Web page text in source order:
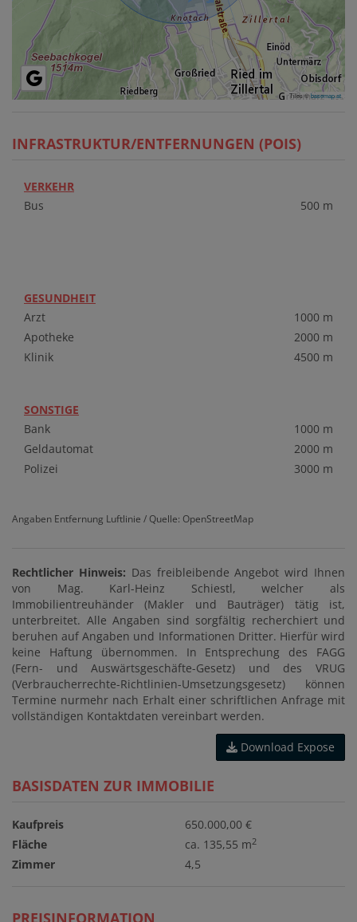
Tiles ©basemap.at
INFRASTRUKTUR/ENTFERNUNGEN (POIS)
VERKEHR
Bus
500 m
GESUNDHEIT
Arzt
1000 m
Apotheke
2000 m
Klinik
4500 m
SONSTIGE
Bank
1000 m
Geldautomat
2000 m
Polizei
3000 m
Angaben Entfernung Luftlinie / Quelle: OpenStreetMap
Rechtlicher Hinweis: Das freibleibende Angebot wird Ihnen
von Mag. Karl-Heinz Schiestl, welcher als
Immobilientreuhänder (Makler und Bauträger) tätig ist,
unterbreitet. Alle Angaben sind sorgfältig recherchiert und
beruhen auf Angaben und Informationen Dritter. Hierfür wird
keine Haftung übernommen. In Entsprechung des FAGG
(Fern- und Auswärtsgeschäfte-Gesetz) und des VRUG
(Verbraucherrechte-Richtlinien-Umsetzungsgesetz) können
Termine nurmehr nach Erhalt einer schriftlichen Anfrage mit
vollständigen Kontaktdaten vereinbart werden.
Download Expose
BASISDATEN ZUR IMMOBILIE
Kaufpreis
650.000,00 €
Fläche
ca. 135,55 m2
Zimmer 4,5
PREISINFORMATION